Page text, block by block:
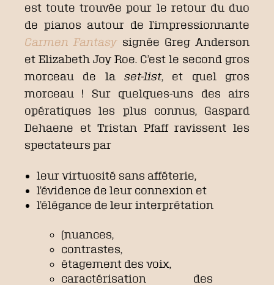
est toute trouvée pour le retour du duo
de pianos autour de l’impressionnante
Carmen Fantasysignée Greg Anderson
et Elizabeth Joy Roe. C’est le second gros
morceau de la set-list, et quel gros
morceau ! Sur quelques-uns des airs
opératiques les plus connus, Gaspard
Dehaene et Tristan Pfaff ravissent les
spectateurs par
leur virtuosité sans afféterie,
l’évidence de leur connexion et
l’élégance de leur interprétation
(nuances,
contrastes,
étagement des voix,
caractérisation des